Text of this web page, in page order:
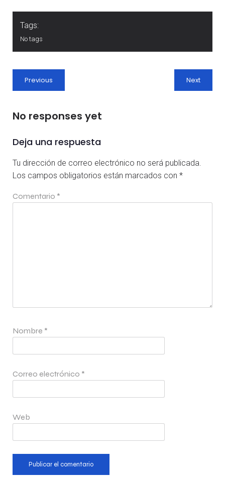
Tags:
No tags
Previous Next
No responses yet
Deja una respuesta
Tu dirección de correo electrónico no será publicada.
Los campos obligatorios están marcados con *
Comentario *
Nombre *
Correo electrónico *
Web